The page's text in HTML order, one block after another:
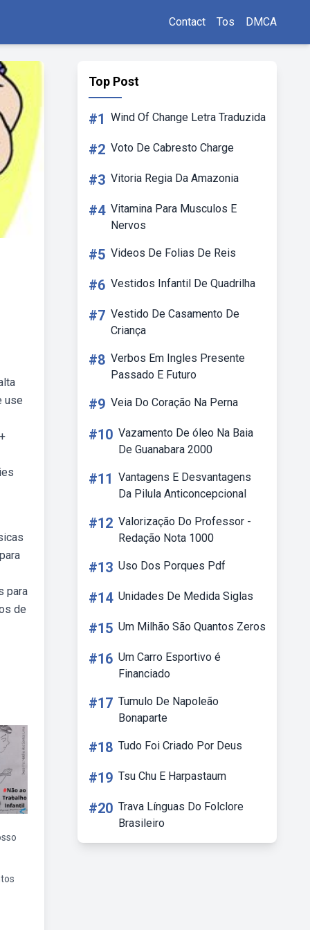
Contact Tos DMCA
use
para
de
Top Post
#1 Wind Of Change Letra Traduzida
#2 Voto De Cabresto Charge
#3 Vitoria Regia Da Amazonia
#4 Vitamina Para Musculos E
Nervos
#5 Videos De Folias De Reis
#6 Vestidos Infantil De Quadrilha
#7 Vestido De Casamento De
Criança
#8 Verbos Em Ingles Presente
Passado E Futuro
#9 Veia Do Coração Na Perna
#10 Vazamento De óleo Na Baia
De Guanabara 2000
#11 Vantagens E Desvantagens
Da Pilula Anticoncepcional
#12 Valorização Do Professor -
Redação Nota 1000
#13 Uso Dos Porques Pdf
#14 Unidades De Medida Siglas
#15 Um Milhão São Quantos Zeros
#16 Um Carro Esportivo é
Financiado
#17 Tumulo De Napoleão
Bonaparte
#18 Tudo Foi Criado Por Deus
#19 Tsu Chu E Harpastaum
#20 Trava Línguas Do Folclore
Brasileiro